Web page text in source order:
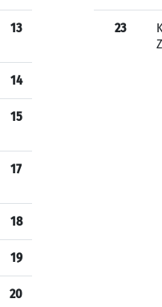
13
14
15
17
18
19
20
23